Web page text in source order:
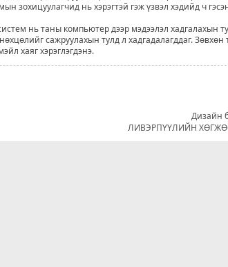
зохицуулагчид нь хэрэгтэй гэж үзвэл хэдийд ч
нь таны компьютер дээр мэдээлэл хадгалахын
сажруулахын тулд л хадгадалагддаг.
хаяг хэрэглэгдэнэ.
Дизайн
ЛИВЭРПҮҮЛИЙН